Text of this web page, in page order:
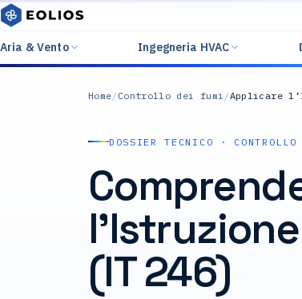
Aria & Vento Ingegneria HVAC
Home/ Controllo dei fumi /Applicare
DOSSIER TECNICO ·
(IT 246)